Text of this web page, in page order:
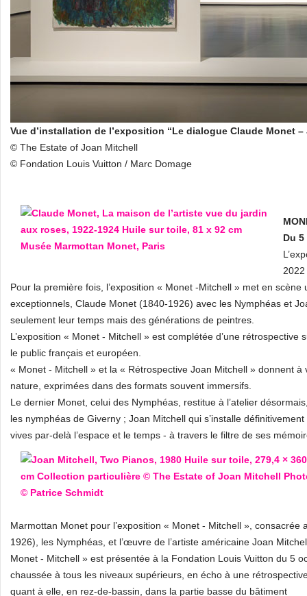
Vue d’installation de l’exposition “Le dialogue Claude Monet
© The Estate of Joan Mitchell
© Fondation Louis Vuitton / Marc Domage
Du
Pour la première fois, l’exposition « Monet -Mitchell » met en
exceptionnels, Claude Monet (1840-1926) avec les Nymphéas et
seulement leur temps mais des générations de peintres.
L’exposition « Monet - Mitchell » est complétée d’une
le public français et européen.
« Monet - Mitchell » et la « Rétrospective Joan Mitchell » donnent
nature, exprimées dans des formats souvent immersifs.
Le dernier Monet, celui des Nymphéas, restitue à l’atelier
les nymphéas de Giverny ; Joan Mitchell qui s’installe
vives par-delà l’espace et le temps - à travers le filtre de ses
Marmottan Monet pour l’exposition « Monet - Mitchell »,
1926), les Nymphéas, et l’œuvre de l’artiste américaine Joan
Monet - Mitchell » est présentée à la Fondation Louis Vuitton du 5
chaussée à tous les niveaux supérieurs, en écho à une
quant à elle, en rez-de-bassin, dans la partie basse du bâtiment